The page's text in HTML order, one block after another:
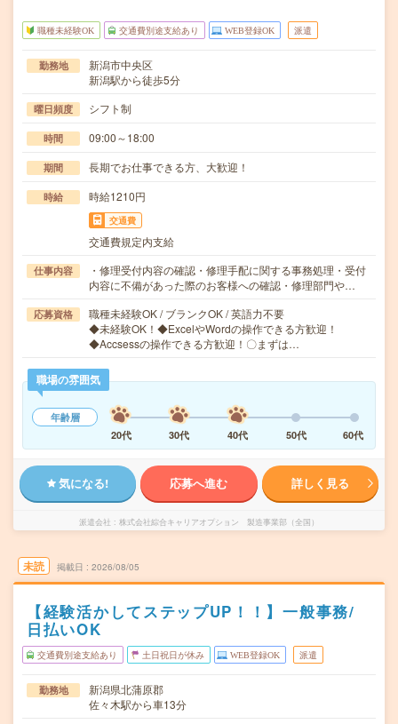
職種未経験OK 交通費別途支給あり WEB登録OK 派遣
勤務地
新潟市中央区
新潟駅から徒歩5分
曜日頻度 シフト制
時間 09:00～18:00
期間 長期でお仕事できる方、大歓迎！
時給 時給1210円
交通費
交通費規定内支給
仕事内容
・修理受付内容の確認・修理手配に関する事務処理・受付
内容に不備があった際のお客様への確認・修理部門や…
応募資格
職種未経験OK / ブランクOK / 英語力不要
◆未経験OK！◆ExcelやWordの操作できる方歓迎！
◆Accsessの操作できる方歓迎！〇まずは…
職場の雰囲気
年齢層
20代
30代 40代 50代 60代
気になる! 応募へ進む 詳しく見る
派遣会社 株式会社綜合キャリアオプション 製造事業部（全国）
未読 掲載日 2026/08/05
【経験活かしてステップUP！！】一般事務/
日払いOK
交通費別途支給あり 土日祝日が休み WEB登録OK 派遣
勤務地
新潟県北蒲原郡
佐々木駅から車13分